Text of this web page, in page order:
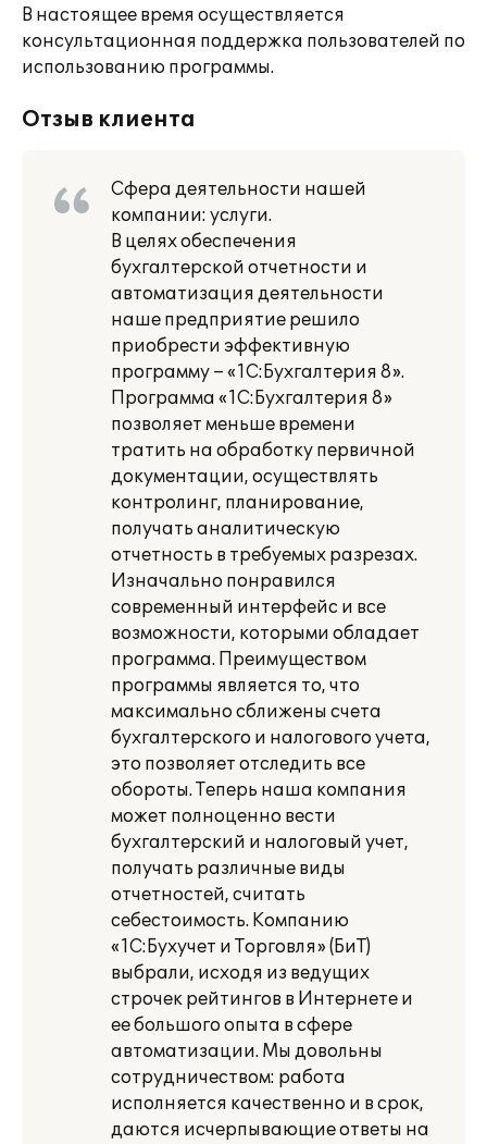
В настоящее время осуществляется
консультационная поддержка пользователей по
использованию программы.
Отзыв клиента
Сфера деятельности нашей
компании: услуги.
В целях обеспечения
бухгалтерской отчетности и
автоматизация деятельности
наше предприятие решило
приобрести эффективную
программу – «1С:Бухгалтерия 8».
Программа «1С:Бухгалтерия 8»
позволяет меньше времени
тратить на обработку первичной
документации, осуществлять
контролинг, планирование,
получать аналитическую
отчетность в требуемых разрезах.
Изначально понравился
современный интерфейс и все
возможности, которыми обладает
программа. Преимуществом
программы является то, что
максимально сближены счета
бухгалтерского и налогового учета,
это позволяет отследить все
обороты. Теперь наша компания
может полноценно вести
бухгалтерский и налоговый учет,
получать различные виды
отчетностей, считать
себестоимость. Компанию
«1С:Бухучет и Торговля» (БиТ)
выбрали, исходя из ведущих
строчек рейтингов в Интернете и
ее большого опыта в сфере
автоматизации. Мы довольны
сотрудничеством: работа
исполняется качественно и в срок,
даются исчерпывающие ответы на